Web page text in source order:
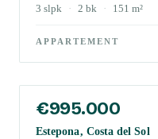
3 slpk · 2 bk · 151 m²
APPARTEMENT
€995.000
Estepona, Costa del Sol